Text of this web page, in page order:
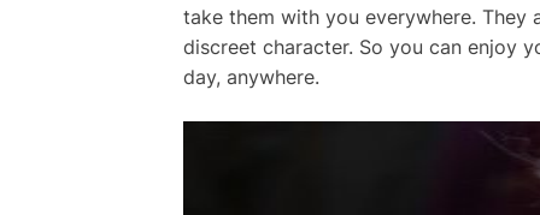
take them with you everywhere. They
discreet character. So you can enjoy
day, anywhere.